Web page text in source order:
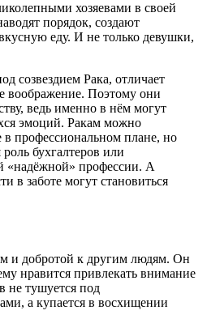
хозяевами в своей
порядок, создают
еду. И не только девушки,
созвездием Рака, отличает
воображение. Поэтому они
ведь именно в нём могут
эмоций. Ракам можно
в профессиональном плане, но
бухгалтеров или
«надёжной» профессии. А
в заботе могут становиться
и добротой к другим людям. Он
нравится привлекать внимание
не тушуется под
а купается в восхищении